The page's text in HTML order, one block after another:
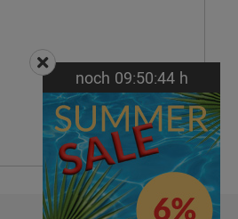
noch 09:50:43 h